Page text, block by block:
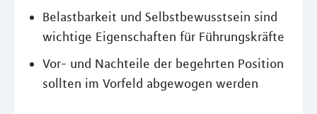
Belastbarkeit und Selbstbewusstsein sind
wichtige Eigenschaften für Führungskräfte
Vor- und Nachteile der begehrten Position
sollten im Vorfeld abgewogen werden